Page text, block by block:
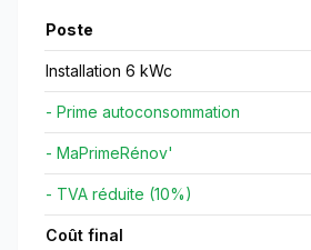
Poste
Installation 6 kWc
- Prime autoconsommation
- MaPrimeRénov'
- TVA réduite (10%)
Coût final